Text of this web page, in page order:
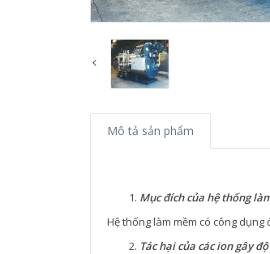
Mô tả sản phẩm
Mục đích của hệ thống
Hệ thống làm mềm có công dụng
Tác hại của các ion gây